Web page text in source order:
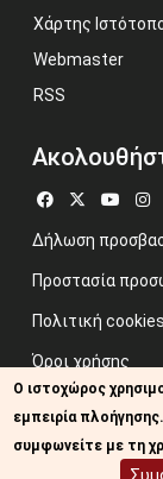
Χάρτης
Webmaster
RSS
Δήλωση
Προστασία
Πολιτική cookies
Όροι χρήσης
Προηγούμενος
Image credits:
Ο ιστοχώρος
εμπειρία
συμφωνείτε με τη